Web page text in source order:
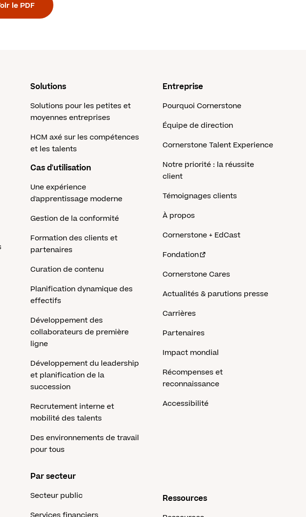
le PDF
Solutions
Solutions pour les petites et
moyennes entreprises
HCM axé sur les compétences
et les talents
Cas d'utilisation
Une expérience
d'apprentissage moderne
Gestion de la conformité
Formation des clients et
partenaires
Curation de contenu
Planification dynamique des
effectifs
Développement des
collaborateurs de première
ligne
Développement du leadership
et planification de la
succession
Recrutement interne et
mobilité des talents
Des environnements de travail
pour tous
Par secteur
Secteur public
Entreprise
Pourquoi Cornerstone
Équipe de direction
Cornerstone Talent Experience
Notre priorité : la réussite
client
Témoignages clients
À propos
Cornerstone + EdCast
Fondation
Cornerstone Cares
Actualités & parutions presse
Carrières
Partenaires
Impact mondial
Récompenses et
reconnaissance
Accessibilité
Ressources